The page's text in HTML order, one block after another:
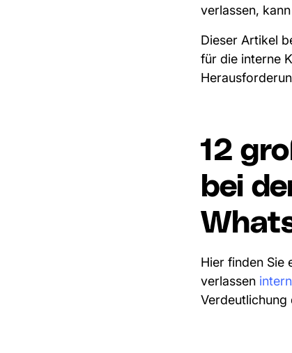
verlassen,
Dieser Artikel
für die interne
12
bei
Hier finden Sie
verlassen
Verdeutlichung